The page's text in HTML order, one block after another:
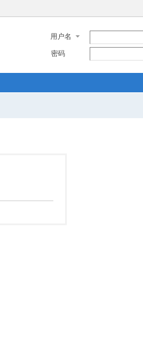
用户名
密码